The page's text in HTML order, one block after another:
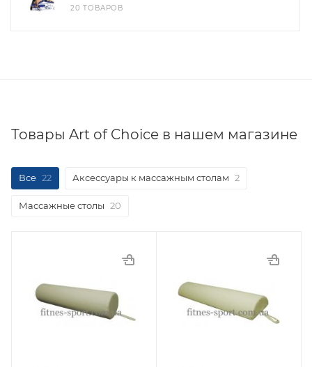
20 ТОВАРОВ
Товары Art of Choice в нашем магазине
Все 22 Аксессуары к массажным столам 2
Массажные столы 20